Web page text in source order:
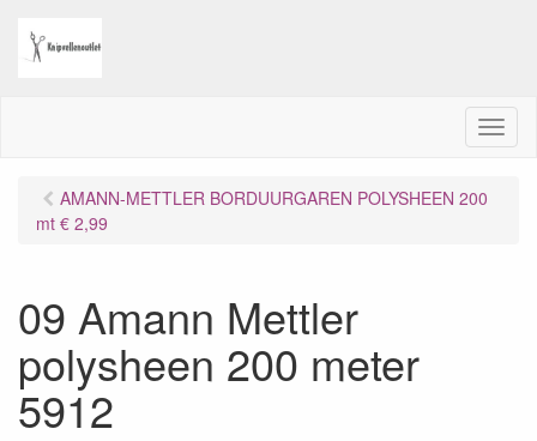
M
e
AMANN-METTLER BORDUURGAREN POLYSHEEN 200
mt € 2,99
09 Amann Mettler
polysheen 200 meter
5912